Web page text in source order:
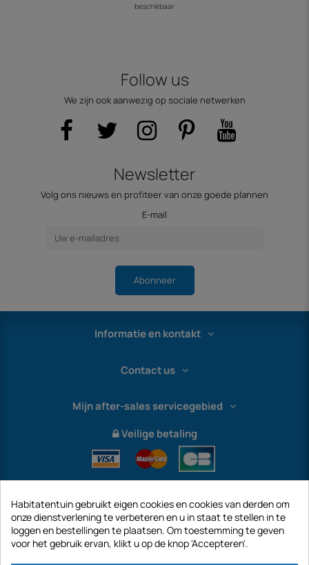
beschikbaar
Follow us
We zijn ook aanwezig op sociale netwerken
Newsletter
Volg ons nieuws en profiteer van onze goede plannen
E-mail
Abonneer
Informatie en kontakt
Contact us
Mijn after-sales servicegebied
Veilige betaling
Habitatentuin gebruikt eigen cookies en cookies van derden om
onze dienstverlening te verbeteren en u in staat te stellen in te
loggen en bestellingen te plaatsen. Om toestemming te geven
voor het gebruik ervan, klikt u op de knop 'Accepteren'.